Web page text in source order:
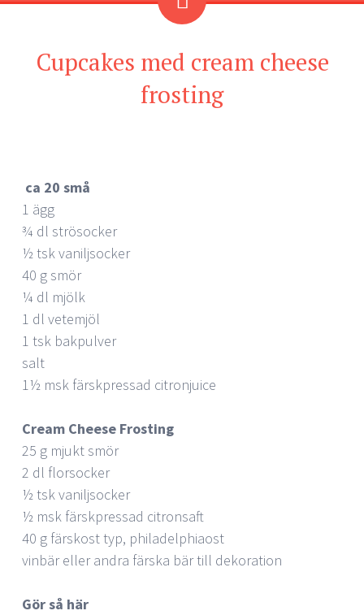
Cupcakes med cream cheese
frosting
ca 20 små
1 ägg
¾ dl strösocker
½ tsk vaniljsocker
40 g smör
¼ dl mjölk
1 dl vetemjöl
1 tsk bakpulver
salt
1½ msk färskpressad citronjuice
Cream Cheese Frosting
25 g mjukt smör
2 dl florsocker
½ tsk vaniljsocker
½ msk färskpressad citronsaft
40 g färskost typ, philadelphiaost
vinbär eller andra färska bär till dekoration
Gör så här